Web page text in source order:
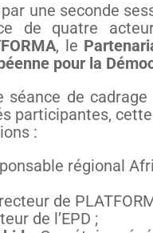
une seconde
de quatre
, le
pour la
séance de
participantes,
:
régional
de
de l’EPD ;